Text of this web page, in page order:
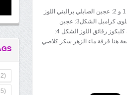
المقادير: عجين الصابلي الناجح 100% الوصفة هنا الشكل 1 و 2: عجين الصابلي براليني اللوز
و النوازيت الوصفة هنا عجين اللوز بودرة التزيين عقيق الحلوى كراميل الشكل3: عجين
الصابلي فرميسيل الشوكولا الاسود مربى خاص بالحلويات كليكوز رقائق اللوز الشكل 4:
هنا قرفة ماء الزهر سكر كلاصي